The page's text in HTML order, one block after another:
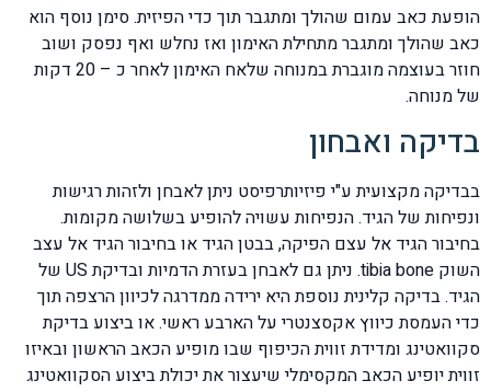
הופעת כאב עמום שהולך ומתגבר תוך כדי הפיזית. סימן נוסף הוא
כאב שהולך ומתגבר מתחילת האימון ואז נחלש ואף נפסק ושוב
חוזר בעוצמה מוגברת במנוחה שלאח האימון לאחר כ – 20 דקות
של מנוחה.
בדיקה ואבחון
בבדיקה מקצועית ע"י פיזיותרפיסט ניתן לאבחן ולזהות רגישות
ונפיחות של הגיד. הנפיחות עשויה להופיע בשלושה מקומות.
בחיבור הגיד אל עצם הפיקה, בבטן הגיד או בחיבור הגיד אל עצב
השוק tibia bone. ניתן גם לאבחן בעזרת הדמיות ובדיקת US של
הגיד. בדיקה קלינית נוספת היא ירידה ממדרגה לכיוון הרצפה תוך
כדי העמסת כיווץ אקסצנטרי על הארבע ראשי. או ביצוע בדיקת
סקוואטינג ומדידת זווית הכיפוף שבו מופיע הכאב הראשון ובאיזו
זווית יופיע הכאב המקסימלי שיעצור את יכולת ביצוע הסקוואטינג